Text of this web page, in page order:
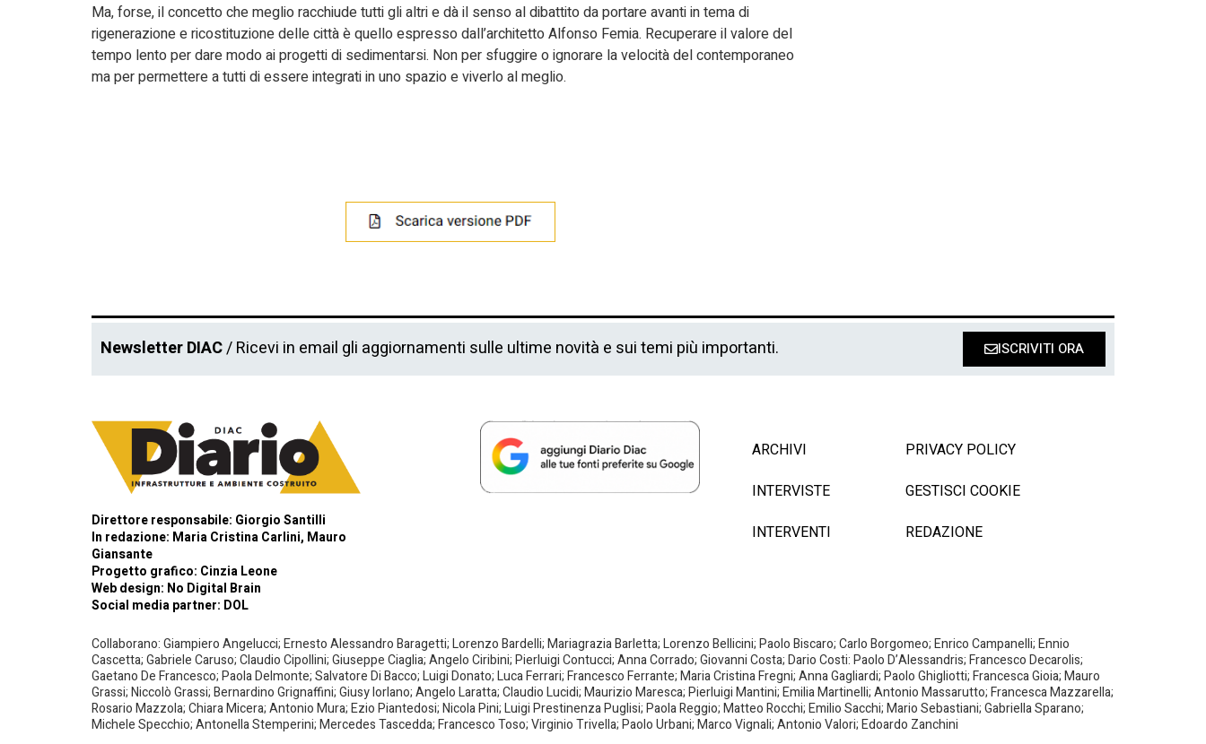
Ma, forse, il concetto che meglio racchiude tutti gli altri e dà il senso al dibattito da portare avanti in tema di
rigenerazione e ricostituzione delle città è quello espresso dall’architetto Alfonso Femia. Recuperare il valore del
tempo lento per dare modo ai progetti di sedimentarsi. Non per sfuggire o ignorare la velocità del contemporaneo
ma per permettere a tutti di essere integrati in uno spazio e viverlo al meglio.
Newsletter DIAC/ Ricevi in email gli aggiornamenti sulle ultime novità e sui temi più importanti. ISCRIVITI ORA
Direttore responsabile: Giorgio Santilli
In redazione: Maria Cristina Carlini, Mauro
Giansante
Progetto grafico: Cinzia Leone
Web design: No Digital Brain
Social media partner: DOL
ARCHIVI
INTERVISTE
INTERVENTI
PRIVACY POLICY
GESTISCI COOKIE
REDAZIONE
Collaborano: Giampiero Angelucci; Ernesto Alessandro Baragetti; Lorenzo Bardelli; Mariagrazia Barletta; Lorenzo Bellicini; Paolo Biscaro; Carlo Borgomeo; Enrico Campanelli; Ennio
Cascetta; Gabriele Caruso; Claudio Cipollini; Giuseppe Ciaglia; Angelo Ciribini; Pierluigi Contucci; Anna Corrado; Giovanni Costa; Dario Costi: Paolo D’Alessandris; Francesco Decarolis;
Gaetano De Francesco; Paola Delmonte; Salvatore Di Bacco; Luigi Donato; Luca Ferrari; Francesco Ferrante; Maria Cristina Fregni; Anna Gagliardi; Paolo Ghigliotti; Francesca Gioia; Mauro
Grassi; Niccolò Grassi; Bernardino Grignaffini; Giusy Iorlano; Angelo Laratta; Claudio Lucidi; Maurizio Maresca; Pierluigi Mantini; Emilia Martinelli; Antonio Massarutto; Francesca Mazzarella;
Rosario Mazzola; Chiara Micera; Antonio Mura; Ezio Piantedosi; Nicola Pini; Luigi Prestinenza Puglisi; Paola Reggio; Matteo Rocchi; Emilio Sacchi; Mario Sebastiani; Gabriella Sparano;
Michele Specchio; Antonella Stemperini; Mercedes Tascedda; Francesco Toso; Virginio Trivella; Paolo Urbani; Marco Vignali; Antonio Valori; Edoardo Zanchini